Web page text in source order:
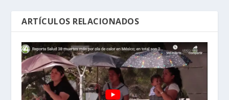
ARTÍCULOS RELACIONADOS